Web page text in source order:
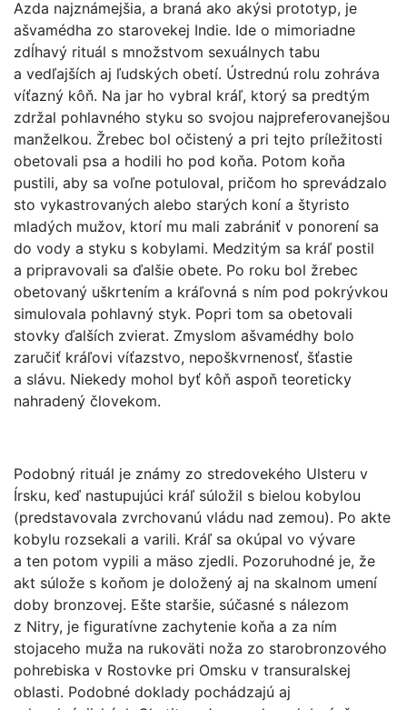
Azda najznámejšia, a braná ako akýsi prototyp, je
ašvamédha zo starovekej Indie. Ide o mimoriadne
zdĺhavý rituál s množstvom sexuálnych tabu
a vedľajších aj ľudských obetí. Ústrednú rolu zohráva
víťazný kôň. Na jar ho vybral kráľ, ktorý sa predtým
zdržal pohlavného styku so svojou najpreferovanejšou
manželkou. Žrebec bol očistený a pri tejto príležitosti
obetovali psa a hodili ho pod koňa. Potom koňa
pustili, aby sa voľne potuloval, pričom ho sprevádzalo
sto vykastrovaných alebo starých koní a štyristo
mladých mužov, ktorí mu mali zabrániť v ponorení sa
do vody a styku s kobylami. Medzitým sa kráľ postil
a pripravovali sa ďalšie obete. Po roku bol žrebec
obetovaný uškrtením a kráľovná s ním pod pokrývkou
simulovala pohlavný styk. Popri tom sa obetovali
stovky ďalších zvierat. Zmyslom ašvamédhy bolo
zaručiť kráľovi víťazstvo, nepoškvrnenosť, šťastie
a slávu. Niekedy mohol byť kôň aspoň teoreticky
nahradený človekom.
Podobný rituál je známy zo stredovekého Ulsteru v
Írsku, keď nastupujúci kráľ súložil s bielou kobylou
(predstavovala zvrchovanú vládu nad zemou). Po akte
kobylu rozsekali a varili. Kráľ sa okúpal vo vývare
a ten potom vypili a mäso zjedli. Pozoruhodné je, že
akt súlože s koňom je doložený aj na skalnom umení
doby bronzovej. Ešte staršie, súčasné s nálezom
z Nitry, je figuratívne zachytenie koňa a za ním
stojaceho muža na rukoväti noža zo starobronzového
pohrebiska v Rostovke pri Omsku v transuralskej
oblasti. Podobné doklady pochádzajú aj